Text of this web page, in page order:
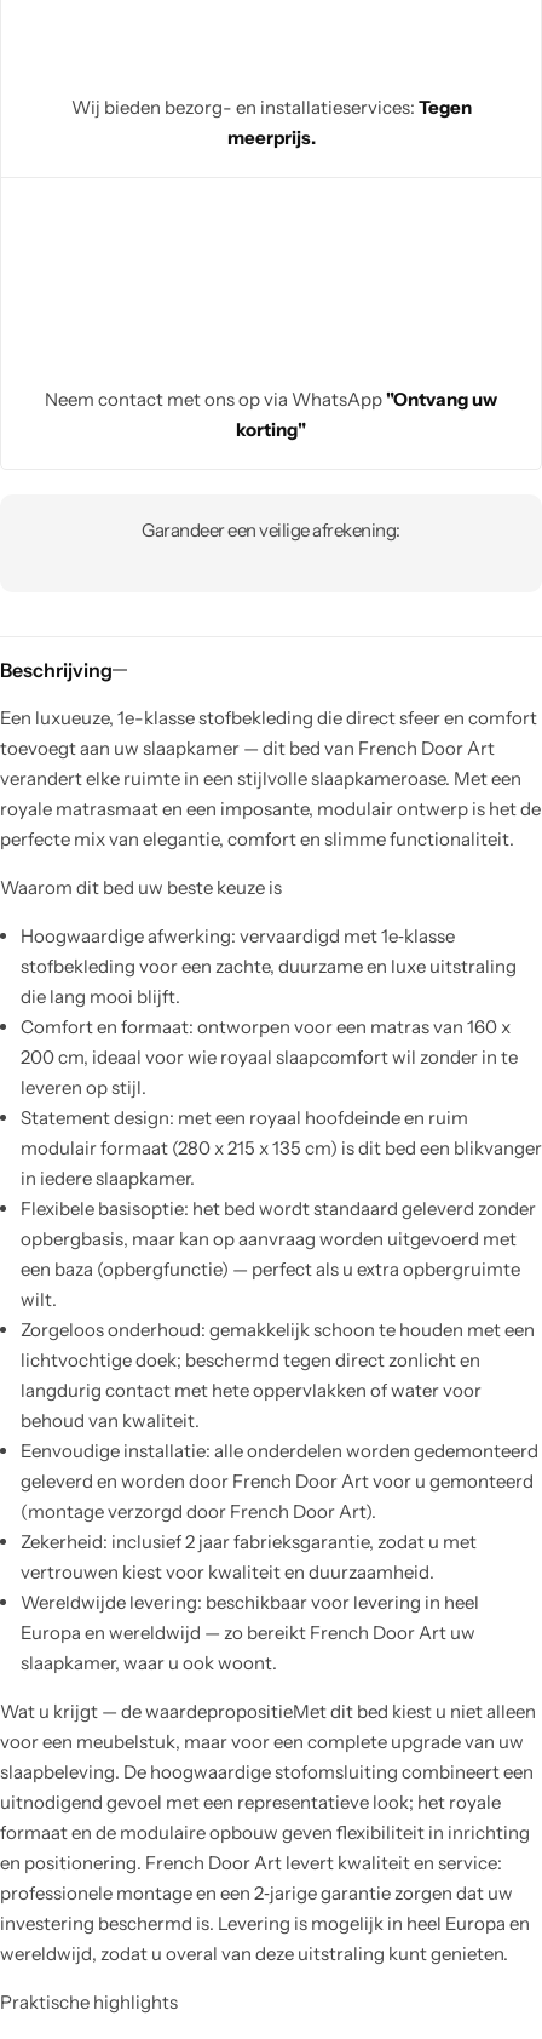
Wij bieden bezorg- en installatieservices: Tegen
meerprijs.
Neem contact met ons op via WhatsApp"Ontvang uw
korting"
Garandeer een veilige afrekening:
Beschrijving
Een luxueuze, 1e-klasse stofbekleding die direct sfeer en comfort
toevoegt aan uw slaapkamer — dit bed van French Door Art
verandert elke ruimte in een stijlvolle slaapkameroase. Met een
royale matrasmaat en een imposante, modulair ontwerp is het de
perfecte mix van elegantie, comfort en slimme functionaliteit.
Waarom dit bed uw beste keuze is
Hoogwaardige afwerking: vervaardigd met 1e‑klasse
stofbekleding voor een zachte, duurzame en luxe uitstraling
die lang mooi blijft.
Comfort en formaat: ontworpen voor een matras van 160 x
200 cm, ideaal voor wie royaal slaapcomfort wil zonder in te
leveren op stijl.
Statement design: met een royaal hoofdeinde en ruim
modulair formaat (280 x 215 x 135 cm) is dit bed een blikvanger
in iedere slaapkamer.
Flexibele basisoptie: het bed wordt standaard geleverd zonder
opbergbasis, maar kan op aanvraag worden uitgevoerd met
een baza (opbergfunctie) — perfect als u extra opbergruimte
wilt.
Zorgeloos onderhoud: gemakkelijk schoon te houden met een
lichtvochtige doek; beschermd tegen direct zonlicht en
langdurig contact met hete oppervlakken of water voor
behoud van kwaliteit.
Eenvoudige installatie: alle onderdelen worden gedemonteerd
geleverd en worden door French Door Art voor u gemonteerd
(montage verzorgd door French Door Art).
Zekerheid: inclusief 2 jaar fabrieksgarantie, zodat u met
vertrouwen kiest voor kwaliteit en duurzaamheid.
Wereldwijde levering: beschikbaar voor levering in heel
Europa en wereldwijd — zo bereikt French Door Art uw
slaapkamer, waar u ook woont.
Wat u krijgt — de waardepropositieMet dit bed kiest u niet alleen
voor een meubelstuk, maar voor een complete upgrade van uw
slaapbeleving. De hoogwaardige stofomsluiting combineert een
uitnodigend gevoel met een representatieve look; het royale
formaat en de modulaire opbouw geven flexibiliteit in inrichting
en positionering. French Door Art levert kwaliteit en service:
professionele montage en een 2‑jarige garantie zorgen dat uw
investering beschermd is. Levering is mogelijk in heel Europa en
wereldwijd, zodat u overal van deze uitstraling kunt genieten.
Praktische highlights